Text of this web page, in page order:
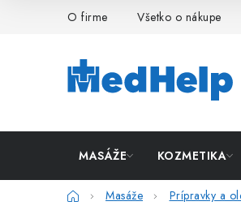
O firme Všetko o nákupe
MASÁŽE KOZMETIKA
DomovMasáže Prípravky a